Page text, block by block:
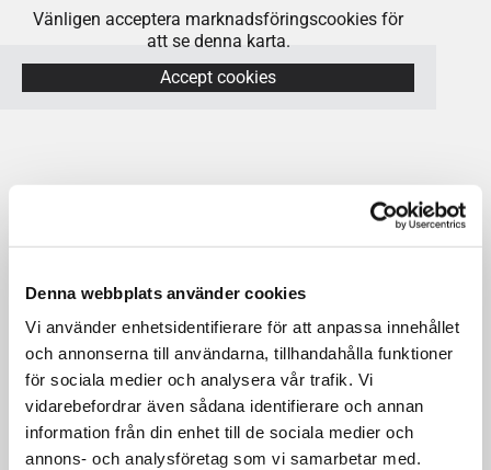
Denna webbplats använder cookies
Vi använder enhetsidentifierare för att anpassa innehållet
och annonserna till användarna, tillhandahålla funktioner
för sociala medier och analysera vår trafik. Vi
vidarebefordrar även sådana identifierare och annan
information från din enhet till de sociala medier och
annons- och analysföretag som vi samarbetar med.
Vänligen acceptera marknadsföringscookies för
att se denna karta.
Accept cookies
Behöver du hjälp med låset snabbt och smidigt? Vi
borttappad nyckel, ett trasigt lås eller en
säkerhetsuppgradering. Vår jour är tillgänglig dygnet
runt för att ge dig trygg och effektiv service när det
behövs som mest. Kontakta oss för snabb assistans,
vare sig det rör sig om en akut situation eller en